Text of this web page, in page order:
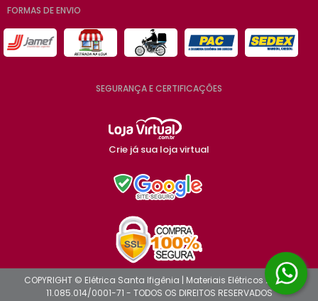
FORMAS DE ENVIO
SEGURANÇA E CERTIFICAÇÕES
Crie já sua loja virtual
COPYRIGHT © Elétrica Santa Ifigênia | Materiais Elétricos 2026 -
11.085.014/0001-71 - TODOS OS DIREITOS RESERVADOS